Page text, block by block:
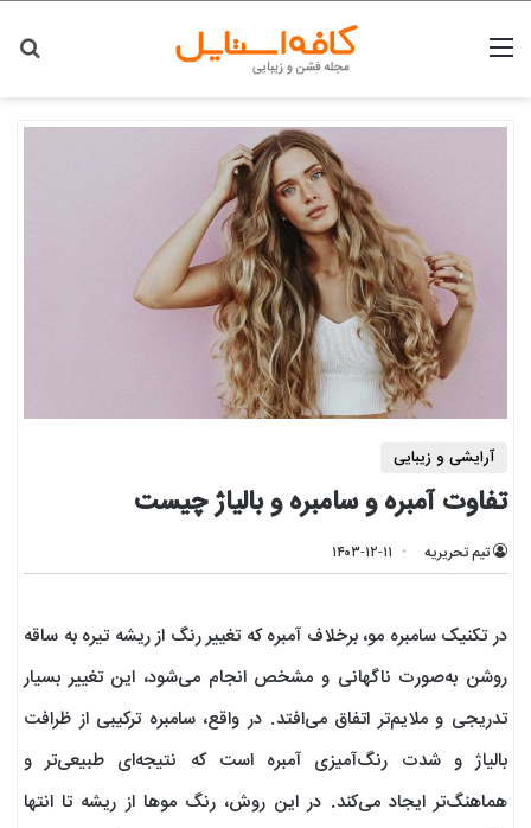
منو
آرایشی و زیبایی
تفاوت آمبره و سامبره و بالیاژ چیست
تیم تحریریه ۱۴۰۳-۱۲-۱۱
در تکنیک سامبره مو، برخلاف آمبره که تغییر رنگ از ریشه تیره به ساقه
روشن به‌صورت ناگهانی و مشخص انجام می‌شود، این تغییر بسیار
تدریجی و ملایم‌تر اتفاق می‌افتد. در واقع، سامبره ترکیبی از ظرافت
بالیاژ و شدت رنگ‌آمیزی آمبره است که نتیجه‌ای طبیعی‌تر و
هماهنگ‌تر ایجاد می‌کند. در این روش، رنگ موها از ریشه تا انتها